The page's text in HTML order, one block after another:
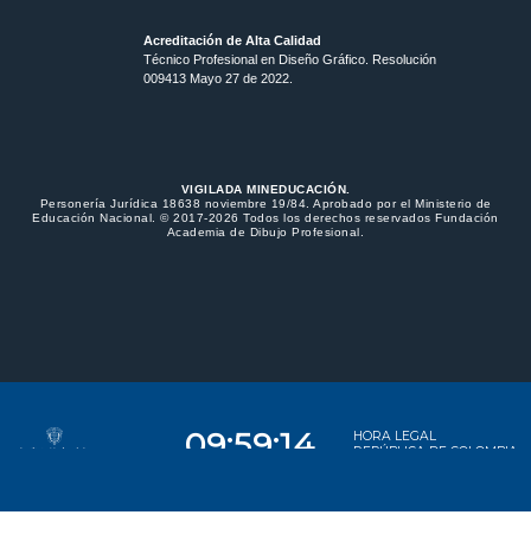
Acreditación de Alta Calidad
Técnico Profesional en Diseño Gráfico. Resolución
009413 Mayo 27 de 2022.
VIGILADA MINEDUCACIÓN.
Personería Jurídica 18638 noviembre 19/84. Aprobado por el Ministerio de
Educación Nacional. © 2017-2026 Todos los derechos reservados Fundación
Academia de Dibujo Profesional.